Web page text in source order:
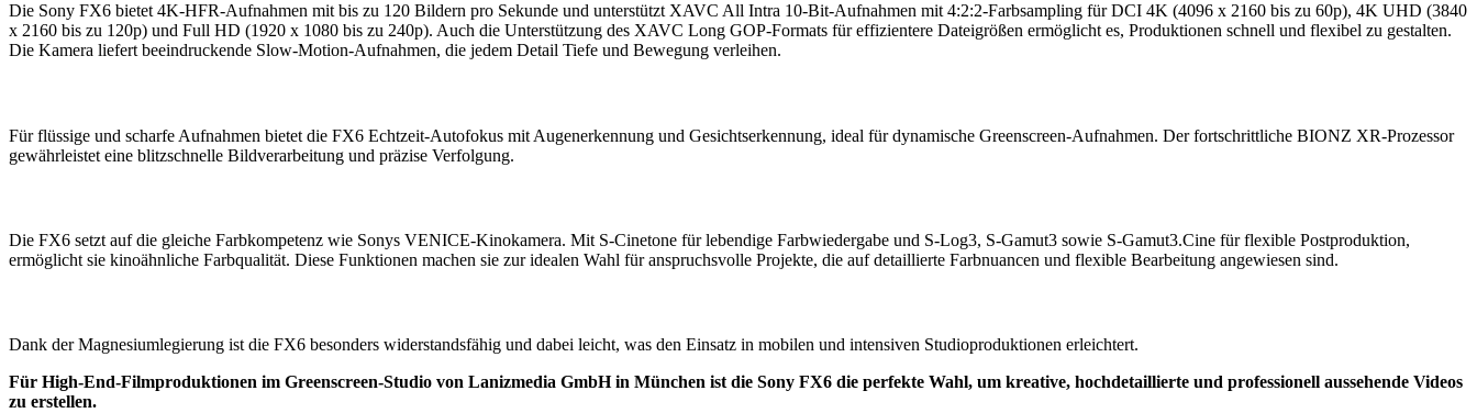
Die Sony FX6 bietet 4K-HFR-Aufnahmen mit bis zu 120 Bildern pro Sekunde und unterstützt XAVC All Intra 10-Bit-Aufnahmen mit 4:2:2-Farbsampling für DCI 4K (4096 x 2160 bis zu 60p), 4K UHD (3840
x 2160 bis zu 120p) und Full HD (1920 x 1080 bis zu 240p). Auch die Unterstützung des XAVC Long GOP-Formats für effizientere Dateigrößen ermöglicht es, Produktionen schnell und flexibel zu gestalten.
Die Kamera liefert beeindruckende Slow-Motion-Aufnahmen, die jedem Detail Tiefe und Bewegung verleihen.
Für flüssige und scharfe Aufnahmen bietet die FX6 Echtzeit-Autofokus mit Augenerkennung und Gesichtserkennung, ideal für dynamische Greenscreen-Aufnahmen. Der fortschrittliche BIONZ XR-Prozessor
gewährleistet eine blitzschnelle Bildverarbeitung und präzise Verfolgung.
Die FX6 setzt auf die gleiche Farbkompetenz wie Sonys VENICE-Kinokamera. Mit S-Cinetone für lebendige Farbwiedergabe und S-Log3, S-Gamut3 sowie S-Gamut3.Cine für flexible Postproduktion,
ermöglicht sie kinoähnliche Farbqualität. Diese Funktionen machen sie zur idealen Wahl für anspruchsvolle Projekte, die auf detaillierte Farbnuancen und flexible Bearbeitung angewiesen sind.
Dank der Magnesiumlegierung ist die FX6 besonders widerstandsfähig und dabei leicht, was den Einsatz in mobilen und intensiven Studioproduktionen erleichtert.
Für High-End-Filmproduktionen im Greenscreen-Studio von Lanizmedia GmbH in München ist die Sony FX6 die perfekte Wahl, um kreative, hochdetaillierte und professionell aussehende Videos
zu erstellen.